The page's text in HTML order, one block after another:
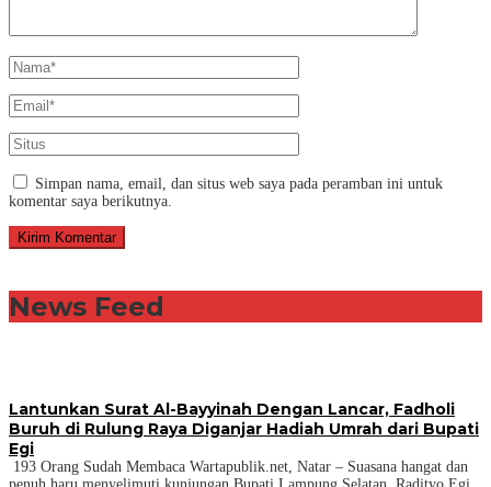
Simpan nama, email, dan situs web saya pada peramban ini untuk
komentar saya berikutnya.
News Feed
Lantunkan Surat Al-Bayyinah Dengan Lancar, Fadholi
Buruh di Rulung Raya Diganjar Hadiah Umrah dari Bupati
Egi
193 Orang Sudah Membaca Wartapublik.net, Natar – Suasana hangat dan